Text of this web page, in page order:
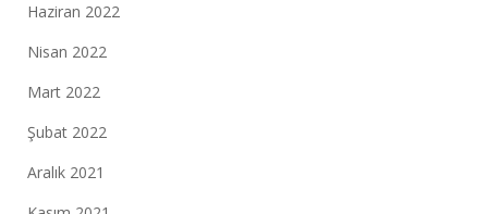
Haziran 2022
Nisan 2022
Mart 2022
Şubat 2022
Aralık 2021